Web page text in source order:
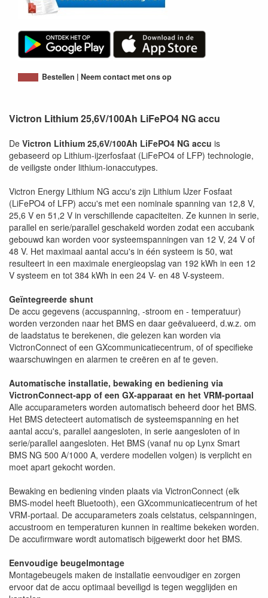
Bestellen | Neem contact met ons op
Victron Lithium 25,6V/100Ah LiFePO4 NG accu
De Victron Lithium 25,6V/100Ah LiFePO4 NG accu is
gebaseerd op Lithium-ijzerfosfaat (LiFePO4 of LFP) technologie,
de veiligste onder lithium-ionaccutypes.
Victron Energy Lithium NG accu's zijn Lithium IJzer Fosfaat
(LiFePO4 of LFP) accu's met een nominale spanning van 12,8 V,
25,6 V en 51,2 V in verschillende capaciteiten. Ze kunnen in serie,
parallel en serie/parallel geschakeld worden zodat een accubank
gebouwd kan worden voor systeemspanningen van 12 V, 24 V of
48 V. Het maximaal aantal accu's in één systeem is 50, wat
resulteert in een maximale energieopslag van 192 kWh in een 12
V systeem en tot 384 kWh in een 24 V- en 48 V-systeem.
Geïntegreerde shunt
De accu gegevens (accuspanning, -stroom en - temperatuur)
worden verzonden naar het BMS en daar geëvalueerd, d.w.z. om
de laadstatus te berekenen, die gelezen kan worden via
VictronConnect of een GXcommunicatiecentrum, of of specifieke
waarschuwingen en alarmen te creëren en af te geven.
Automatische installatie, bewaking en bediening via
VictronConnect-app of een GX-apparaat en het VRM-portaal
Alle accuparameters worden automatisch beheerd door het BMS.
Het BMS detecteert automatisch de systeemspanning en het
aantal accu's, parallel aangesloten, in serie aangesloten of in
serie/parallel aangesloten. Het BMS (vanaf nu op Lynx Smart
BMS NG 500 A/1000 A, verdere modellen volgen) is verplicht en
moet apart gekocht worden.
Bewaking en bediening vinden plaats via VictronConnect (elk
BMS-model heeft Bluetooth), een GXcommunicatiecentrum of het
VRM-portaal. De accuparameters zoals celstatus, celspanningen,
accustroom en temperaturen kunnen in realtime bekeken worden.
De accufirmware wordt automatisch bijgewerkt door het BMS.
Eenvoudige beugelmontage
Montagebeugels maken de installatie eenvoudiger en zorgen
ervoor dat de accu optimaal beveiligd is tegen wegglijden en